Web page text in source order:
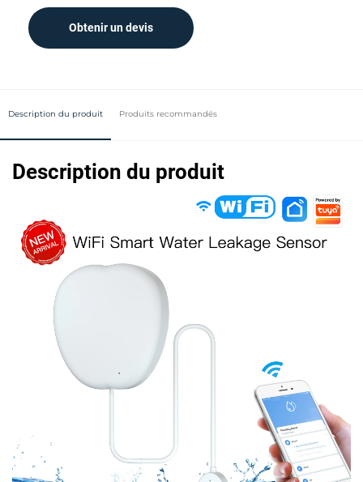
Obtenir un devis
Description du produit Produits recommandés
Description du produit